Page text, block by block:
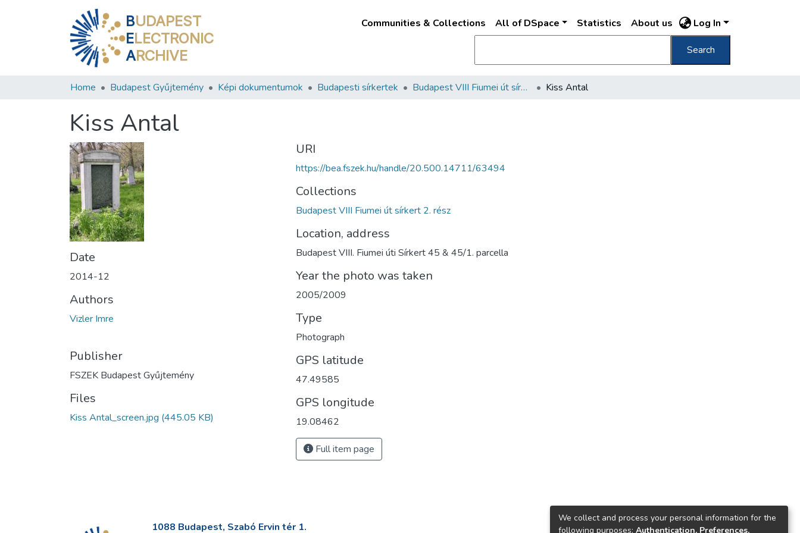
BUDAPEST
ELECTRONIC
ARCHIVE
Communities & Collections All of DSpace Statistics About us Log In
Search
Home Budapest Gyűjtemény Képi dokumentumok Budapesti sírkertek Budapest VIII Fiumei út sírkert 2. rész Kiss Antal
Kiss Antal
Date
2014-12
Authors
Vizler Imre
Publisher
FSZEK Budapest Gyűjtemény
Files
Kiss Antal_screen.jpg (445.05 KB)
URI
https://bea.fszek.hu/handle/20.500.14711/63494
Collections
Budapest VIII Fiumei út sírkert 2. rész
Location, address
Budapest VIII. Fiumei úti Sírkert 45 & 45/1. parcella
Year the photo was taken
2005/2009
Type
Photograph
GPS latitude
47.49585
GPS longitude
19.08462
Full item page
1088 Budapest, Szabó Ervin tér 1.
We collect and process your personal information for the
following purposes: Authentication, Preferences,